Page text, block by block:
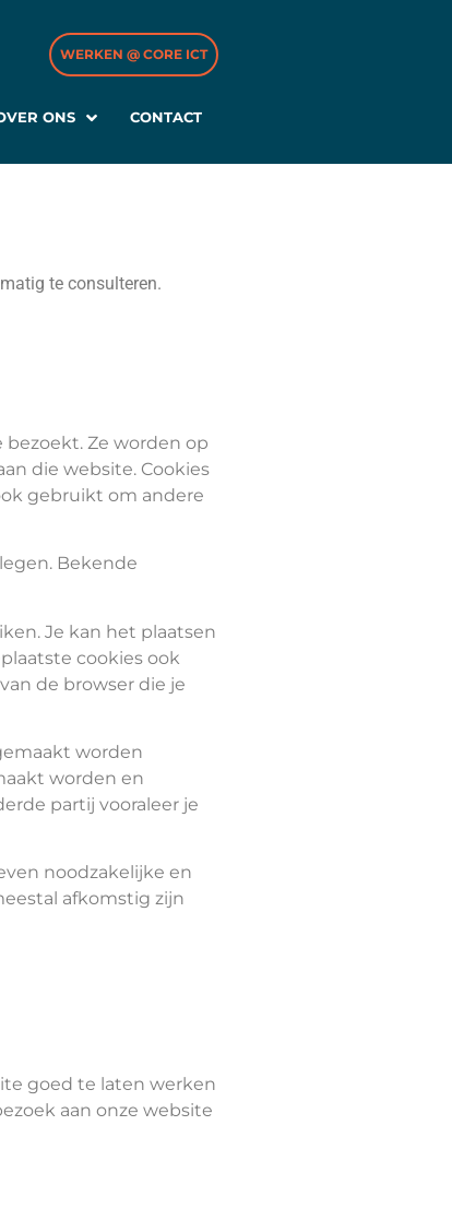
WERKEN @ CORE ICT
ONS CONTACT
te consulteren.
Ze worden op
die website. Cookies
gebruikt om andere
Bekende
Je kan het plaatsen
cookies ook
de browser die je
worden
worden en
partij vooraleer je
noodzakelijke en
afkomstig zijn
goed te laten werken
aan onze website